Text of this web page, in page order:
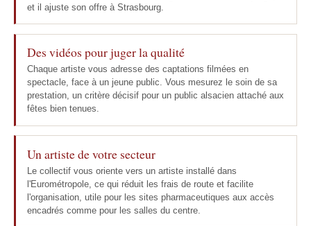
et il ajuste son offre à Strasbourg.
Des vidéos pour juger la qualité
Chaque artiste vous adresse des captations filmées en
spectacle, face à un jeune public. Vous mesurez le soin de sa
prestation, un critère décisif pour un public alsacien attaché aux
fêtes bien tenues.
Un artiste de votre secteur
Le collectif vous oriente vers un artiste installé dans
l'Eurométropole, ce qui réduit les frais de route et facilite
l'organisation, utile pour les sites pharmaceutiques aux accès
encadrés comme pour les salles du centre.